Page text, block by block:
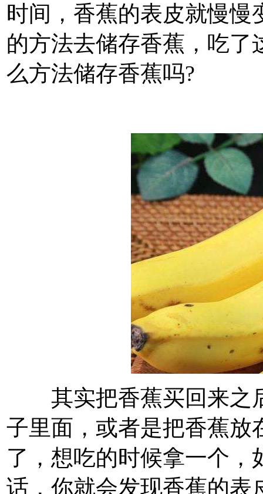
时间，香蕉的表皮就慢慢
的方法去储存香蕉，吃了
么方法储存香蕉吗?
其实把香蕉买回来之
子里面，或者是把香蕉放
了，想吃的时候拿一个
话，你就会发现香蕉的表